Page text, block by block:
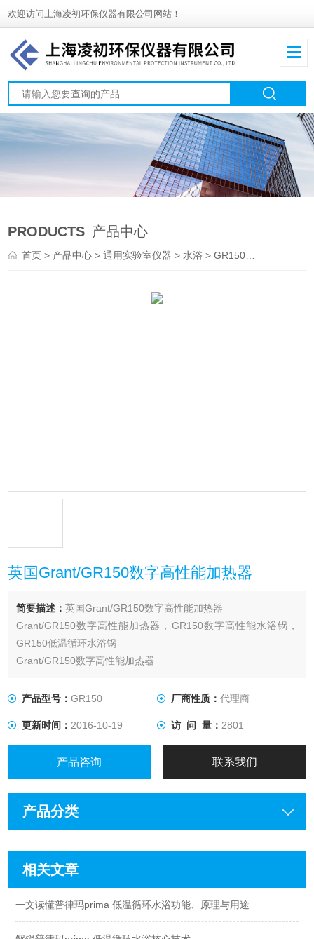
欢迎访问上海凌初环保仪器有限公司网站！
PRODUCTS 产品中心
首页> 产品中心 >通用实验室仪器 >水浴 > GR150英国Grant/GR150数字高性能加热器
英国Grant/GR150数字高性能加热器
简要描述：英国Grant/GR150数字高性能加热器
Grant/GR150数字高性能加热器，GR150数字高性能水浴锅，
GR150低温循环水浴锅
Grant/GR150数字高性能加热器
产品型号：GR150 厂商性质： 代理商
更新时间：2016-10-19 访 问 量： 2801
产品咨询 联系我们
产品分类
相关文章
一文读懂普律玛prima 低温循环水浴功能、原理与用途